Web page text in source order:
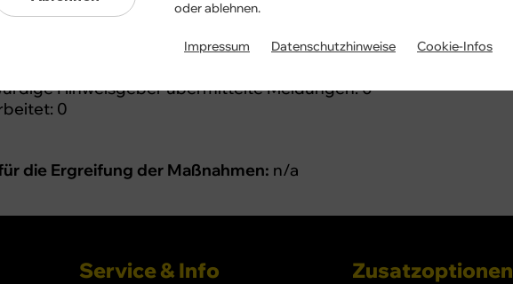
erhaltenen Meldungen:
Hinweisgeber übermittelte Meldungen: 0
0
die Ergreifung der Maßnahmen: n/a
Service & Info Zusatzoptionen
oder ablehnen.
Impressum Datenschutzhinweise Cookie-Infos